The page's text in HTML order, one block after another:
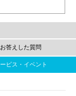
お答えした質問
ビス・イベント